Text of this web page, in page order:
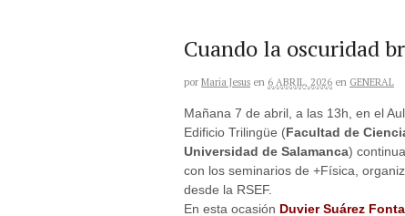
Cuando la oscuridad
por Maria Jesus en 6 ABRIL, 2026 en GENERAL
Mañana 7 de abril, a las 13h, en el
Edificio Trilingüe (Facultad de
Universidad de Salamanca)
con los seminarios de +Física,
desde la RSEF.
En esta ocasión Duvier Suárez